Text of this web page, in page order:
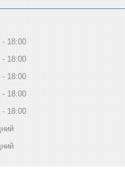
18:00
18:00
18:00
18:00
18:00